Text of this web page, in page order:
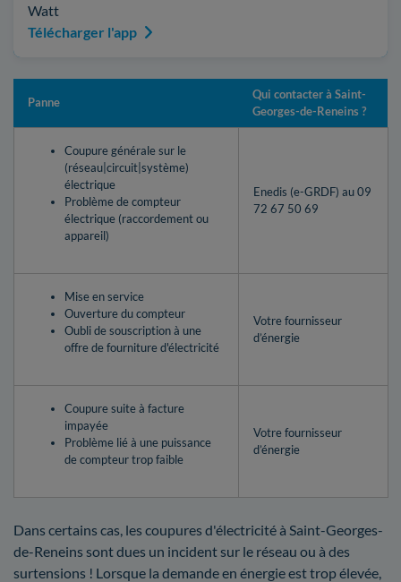
Watt
Télécharger l'app
Panne
Qui contacter à Saint-
Georges-de-Reneins ?
Coupure générale sur le
(réseau|circuit|système)
électrique
Problème de compteur
électrique (raccordement ou
appareil)
Enedis (e-GRDF) au 09
72 67 50 69
Mise en service
Ouverture du compteur
Oubli de souscription à une
offre de fourniture d'électricité
Votre fournisseur
d’énergie
Coupure suite à facture
impayée
Problème lié à une puissance
de compteur trop faible
Votre fournisseur
d’énergie
Dans certains cas, les coupures d'électricité à Saint-Georges-
de-Reneins sont dues un incident sur le réseau ou à des
surtensions ! Lorsque la demande en énergie est trop élevée,